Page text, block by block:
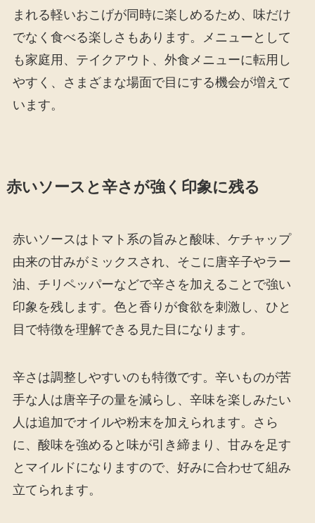
まれる軽いおこげが同時に楽しめるため、味だけ
でなく食べる楽しさもあります。メニューとして
も家庭用、テイクアウト、外食メニューに転用し
やすく、さまざまな場面で目にする機会が増えて
います。
赤いソースと辛さが強く印象に残る
赤いソースはトマト系の旨みと酸味、ケチャップ
由来の甘みがミックスされ、そこに唐辛子やラー
油、チリペッパーなどで辛さを加えることで強い
印象を残します。色と香りが食欲を刺激し、ひと
目で特徴を理解できる見た目になります。
辛さは調整しやすいのも特徴です。辛いものが苦
手な人は唐辛子の量を減らし、辛味を楽しみたい
人は追加でオイルや粉末を加えられます。さら
に、酸味を強めると味が引き締まり、甘みを足す
とマイルドになりますので、好みに合わせて組み
立てられます。